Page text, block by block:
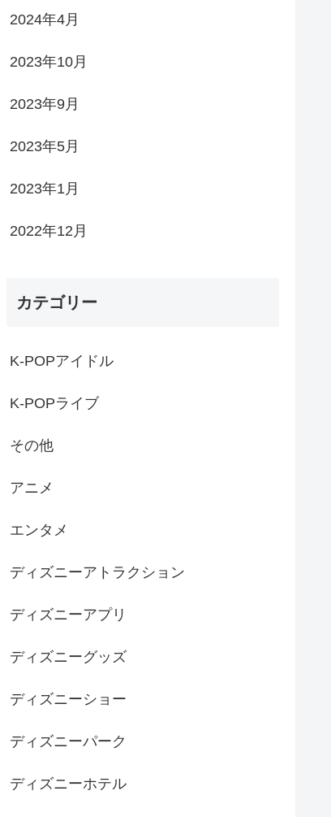
2024年4月
2023年10月
2023年9月
2023年5月
2023年1月
2022年12月
カテゴリー
K-POPアイドル
K-POPライブ
その他
アニメ
エンタメ
ディズニーアトラクション
ディズニーアプリ
ディズニーグッズ
ディズニーショー
ディズニーパーク
ディズニーホテル